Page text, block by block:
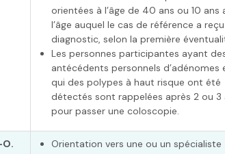
orientées à l’âge de 40 ans ou 10 ans
l’âge auquel le cas de référence a
diagnostic, selon la première
Les personnes participantes ayant
antécédents personnels d’adénomes
qui des polypes à haut risque ont été
détectés sont rappelées après 2 ou 3
pour passer une coloscopie.
O. Orientation vers une ou un spécialiste